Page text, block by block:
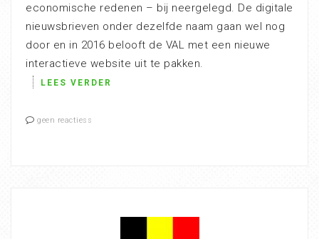
economische redenen – bij neergelegd. De digitale
nieuwsbrieven onder dezelfde naam gaan wel nog
door en in 2016 belooft de VAL met een nieuwe
interactieve website uit te pakken.
LEES VERDER
geen reactiess